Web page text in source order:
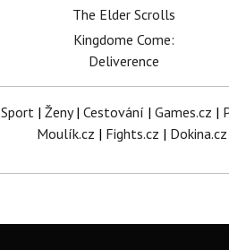
The Elder Scrolls
Kingdome Come:
Deliverence
Sport| Ženy| Cestování | Games.cz |
Moulík.cz | Fights.cz | Dokina.cz